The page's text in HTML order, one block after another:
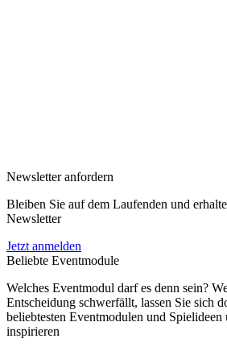
Newsletter anfordern
Bleiben Sie auf dem Laufenden und
Newsletter
Jetzt anmelden
Beliebte Eventmodule
Welches Eventmodul darf es denn sein?
Entscheidung schwerfällt, lassen Sie sich
beliebtesten Eventmodulen und Spielideen
inspirieren